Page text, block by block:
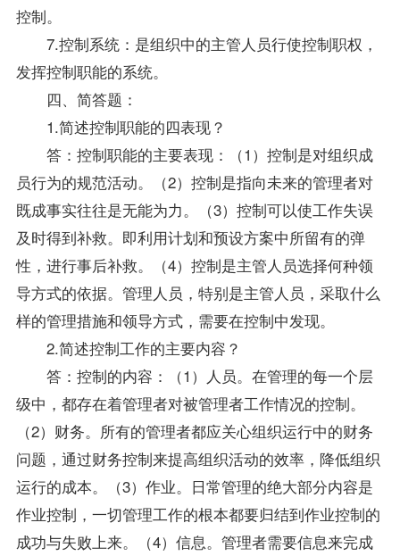
控制。
7.控制系统：是组织中的主管人员行使控制职权，
发挥控制职能的系统。
四、简答题：
1.简述控制职能的四表现？
答：控制职能的主要表现：（1）控制是对组织成
员行为的规范活动。（2）控制是指向未来的管理者对
既成事实往往是无能为力。（3）控制可以使工作失误
及时得到补救。即利用计划和预设方案中所留有的弹
性，进行事后补救。（4）控制是主管人员选择何种领
导方式的依据。管理人员，特别是主管人员，采取什么
样的管理措施和领导方式，需要在控制中发现。
2.简述控制工作的主要内容？
答：控制的内容：（1）人员。在管理的每一个层
级中，都存在着管理者对被管理者工作情况的控制。
（2）财务。所有的管理者都应关心组织运行中的财务
问题，通过财务控制来提高组织活动的效率，降低组织
运行的成本。（3）作业。日常管理的绝大部分内容是
作业控制，一切管理工作的根本都要归结到作业控制的
成功与失败上来。（4）信息。管理者需要信息来完成